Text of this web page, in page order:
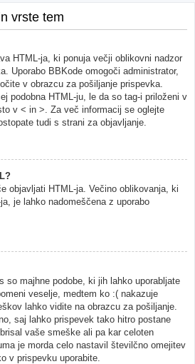
vrste tem
HTML-ja, ki ponuja večji oblikovni nadzor
Uporabo BBKode omogoči administrator,
v obrazcu za pošiljanje prispevka.
podobna HTML-ju, le da so tag-i priloženi v
v < in >. Za več informacij se oglejte
tudi s strani za objavljanje.
objavljati HTML-ja. Večino oblikovanja, ki
je lahko nadomeščena z uporabo
so majhne podobe, ki jih lahko uporabljate
veselje, medtem ko :( nakazuje
lahko vidite na obrazcu za pošiljanje.
saj lahko prispevek tako hitro postane
vaše smeške ali pa kar celoten
je morda celo nastavil številčno omejitev
v prispevku uporabite.